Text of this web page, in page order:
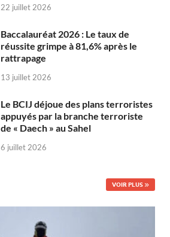
22 juillet 2026
Baccalauréat 2026 : Le taux de
réussite grimpe à 81,6% après le
rattrapage
13 juillet 2026
Le BCIJ déjoue des plans terroristes
appuyés par la branche terroriste
de « Daech » au Sahel
6 juillet 2026
VOIR PLUS